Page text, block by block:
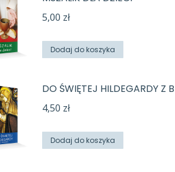
5,00 zł
Dodaj do koszyka
DO ŚWIĘTEJ HILDEGARDY Z
4,50 zł
Dodaj do koszyka